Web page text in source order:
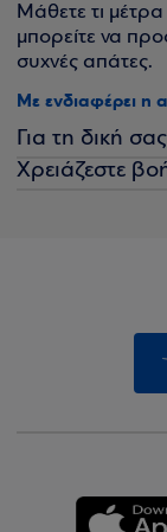
Μάθετε τι
μπορείτε να
συχνές απάτες.
Με ενδιαφέρει η
Για τη δική
Χρειάζεστε